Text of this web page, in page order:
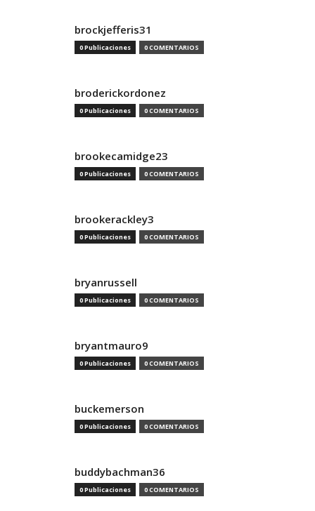
brockjefferis31
0 Publicaciones 0 COMENTARIOS
broderickordonez
0 Publicaciones 0 COMENTARIOS
brookecamidge23
0 Publicaciones 0 COMENTARIOS
brookerackley3
0 Publicaciones 0 COMENTARIOS
bryanrussell
0 Publicaciones 0 COMENTARIOS
bryantmauro9
0 Publicaciones 0 COMENTARIOS
buckemerson
0 Publicaciones 0 COMENTARIOS
buddybachman36
0 Publicaciones 0 COMENTARIOS